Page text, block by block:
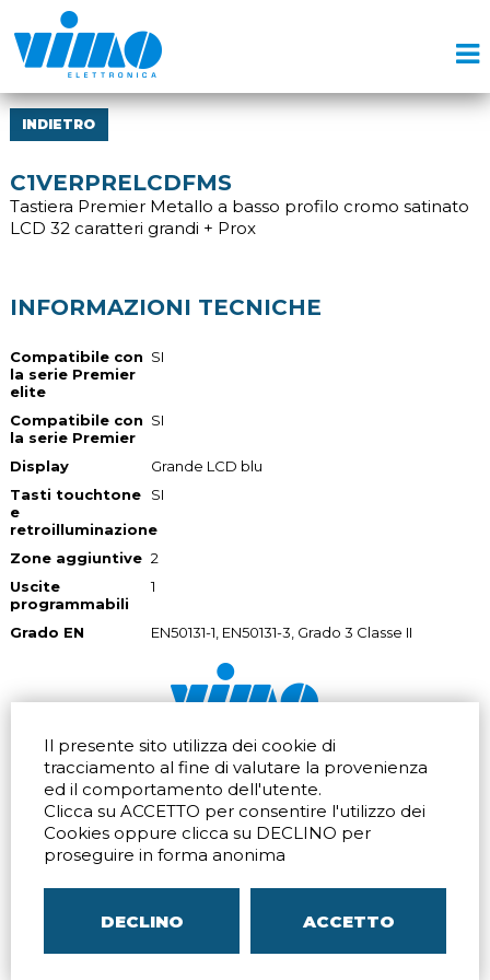
Il presente sito utilizza dei cookie di
tracciamento al fine di valutare la provenienza
ed il comportamento dell'utente.
Clicca su ACCETTO per consentire l'utilizzo dei
Cookies oppure clicca su DECLINO per
proseguire in forma anonima
DECLINO ACCETTO
INDIETRO
C1VERPRELCDFMS
Tastiera Premier Metallo a basso profilo cromo satinato
LCD 32 caratteri grandi + Prox
INFORMAZIONI TECNICHE
Compatibile con
la serie Premier
elite
SI
Compatibile con
la serie Premier
SI
Display
Grande LCD blu
Tasti touchtone
e
retroilluminazione
SI
Zone aggiuntive 2
Uscite
programmabili
1
Grado EN EN50131-1, EN50131-3, Grado 3 Classe II
Via dell'artigianato 32Q
20865 Usmate Velate (MB)
Indicazioni Stradali
Tel. +39 039 672520
Fax +39 039 672568
Email
Via Pontina 583
Roma (RM) 00128
Tel.+39 06 80079273
Indicazioni Stradali
Via San Crispino 64
Padova (PD) 35129
P.IVA00804240968 05096770150– C.C.I.A.A. di